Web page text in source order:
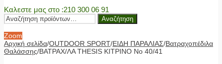
Καλεστε μας στο :210 300 06 91
Αναζήτηση
για:
Αναζήτηση
Zoom
Αρχική σελίδα/OUTDOOR SPORT/ΕΙΔΗ ΠΑΡΑΛΙΑΣ/Βατραχοπέδιλα
Θαλάσσης/ΒΑΤΡΑΧ/ΛΑ THESIS ΚΙΤΡΙΝΟ No 40/41